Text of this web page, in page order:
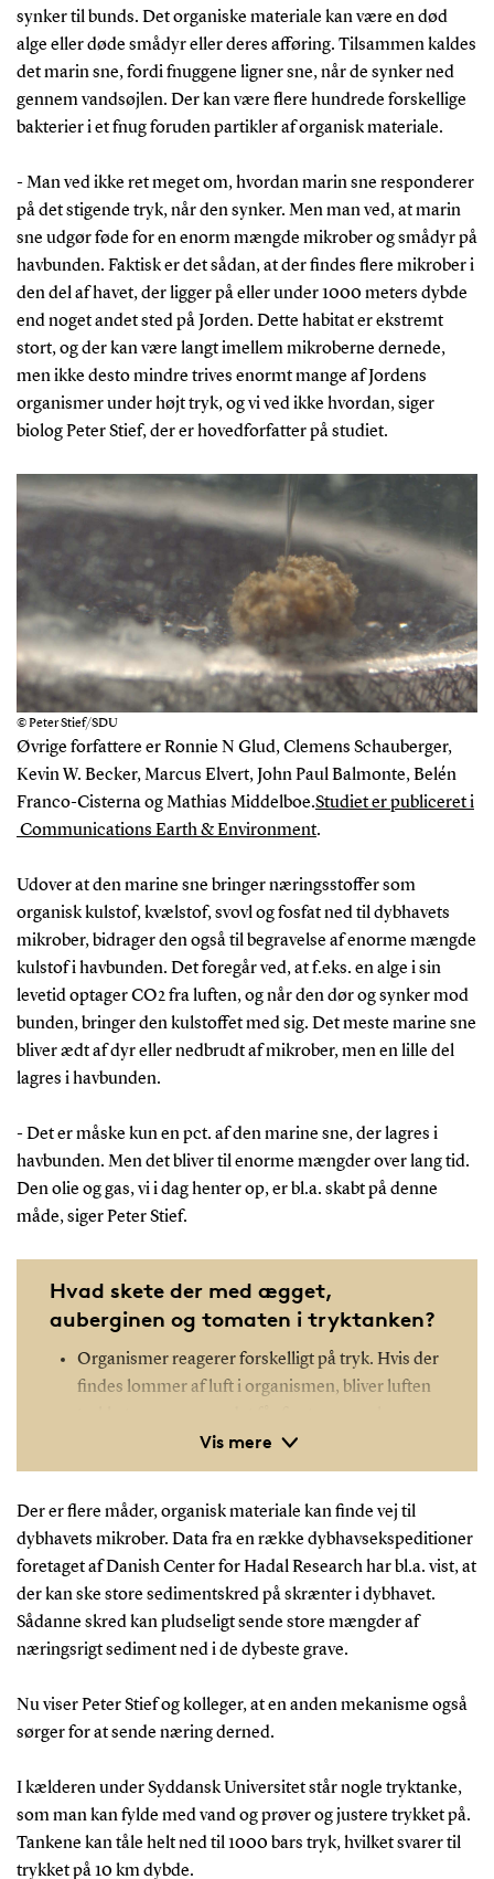
synker til bunds. Det organiske materiale kan være en død
alge eller døde smådyr eller deres afføring. Tilsammen kaldes
det marin sne, fordi fnuggene ligner sne, når de synker ned
gennem vandsøjlen. Der kan være flere hundrede forskellige
bakterier i et fnug foruden partikler af organisk materiale.
- Man ved ikke ret meget om, hvordan marin sne responderer
på det stigende tryk, når den synker. Men man ved, at marin
sne udgør føde for en enorm mængde mikrober og smådyr på
havbunden. Faktisk er det sådan, at der findes flere mikrober i
den del af havet, der ligger på eller under 1000 meters dybde
end noget andet sted på Jorden. Dette habitat er ekstremt
stort, og der kan være langt imellem mikroberne dernede,
men ikke desto mindre trives enormt mange af Jordens
organismer under højt tryk, og vi ved ikke hvordan, siger
biolog Peter Stief, der er hovedforfatter på studiet.
© Peter Stief/SDU
Øvrige forfattere er Ronnie N Glud, Clemens Schauberger,
Kevin W. Becker, Marcus Elvert, John Paul Balmonte, Belén
Franco-Cisterna og Mathias Middelboe.Studiet er publiceret i
Communications Earth & Environment.
Udover at den marine sne bringer næringsstoffer som
organisk kulstof, kvælstof, svovl og fosfat ned til dybhavets
mikrober, bidrager den også til begravelse af enorme mængde
kulstof i havbunden. Det foregår ved, at f.eks. en alge i sin
levetid optager CO2 fra luften, og når den dør og synker mod
bunden, bringer den kulstoffet med sig. Det meste marine sne
bliver ædt af dyr eller nedbrudt af mikrober, men en lille del
lagres i havbunden.
- Det er måske kun en pct. af den marine sne, der lagres i
havbunden. Men det bliver til enorme mængder over lang tid.
Den olie og gas, vi i dag henter op, er bl.a. skabt på denne
måde, siger Peter Stief.
Vis mere
Hvad skete der med ægget,
auberginen og tomaten i tryktanken?
Organismer reagerer forskelligt på tryk. Hvis der
findes lommer af luft i organismen, bliver luften
lunger til at kollapse. Der findes også en
luftlomme i et æg, og derfor så forskerne et æg
trykkammeret, svarende til trykket på 10 km
dybde. En aubergine indeholder også luft, men
kom ud af trykkammeret, lignede den
umiddelbart sig selv, men den vejede dobbelt så
meget som før, fordi luften var blevet fortrængt
de 1000 bar, og der skete det modsatte af, hvad
man umiddelbart skulle tro: Den blev ikke mast,
der ingen luft er i en tomat, kun væske.
Der er flere måder, organisk materiale kan finde vej til
dybhavets mikrober. Data fra en række dybhavsekspeditioner
foretaget af Danish Center for Hadal Research har bl.a. vist, at
der kan ske store sedimentskred på skrænter i dybhavet.
Sådanne skred kan pludseligt sende store mængder af
næringsrigt sediment ned i de dybeste grave.
Nu viser Peter Stief og kolleger, at en anden mekanisme også
sørger for at sende næring derned.
I kælderen under Syddansk Universitet står nogle tryktanke,
som man kan fylde med vand og prøver og justere trykket på.
Tankene kan tåle helt ned til 1000 bars tryk, hvilket svarer til
trykket på 10 km dybde.